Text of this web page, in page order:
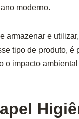
moderno.
armazenar e
tipo de produto,
impacto